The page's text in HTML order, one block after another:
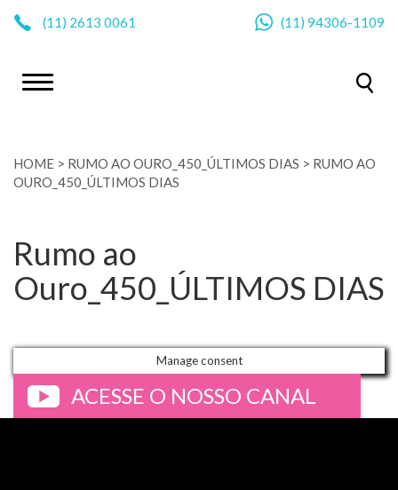
(11) 2613 0061 (11) 94306-1109
HOME > RUMO AO OURO_450_ÚLTIMOS DIAS > RUMO AO
OURO_450_ÚLTIMOS DIAS
Rumo ao
Ouro_450_ÚLTIMOS DIAS
Manage consent
ACESSE O NOSSO CANAL